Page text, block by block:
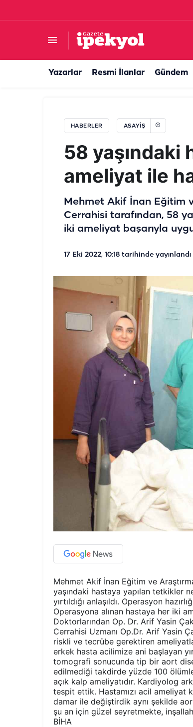
Yazarlar Resmi İlanlar Gündem
HABERLER ASAYIŞ
58 yaşındaki
ameliyat ile
Mehmet Akif İnan Eğitim
Cerrahisi tarafından, 58
iki ameliyat başarıyla
17 Eki 2022, 10:18 tarihinde yayınlandı
Mehmet Akif İnan Eğitim ve
yaşındaki hastaya yapılan tetkikler
yırtıldığı anlaşıldı. Operasyon
Operasyona alınan hastaya her iki
Doktorlarından Op. Dr. Arif Yasin
Cerrahisi Uzmanı Op.Dr. Arif Yasin
riskli ve tecrübe gerektiren
erkek hasta acilimize ani başlayan
tomografi sonucunda tip bir aort
edilmediği takdirde yüzde 100
açık kalp ameliyatıdır. Kardiyolog
tespit ettik. Hastamızı acil ameliyat
damar ile değiştirdik aynı şekilde
şu an için güzel seyretmekte,
BİHA